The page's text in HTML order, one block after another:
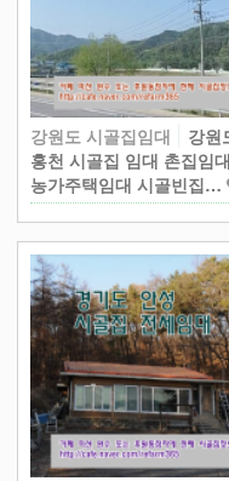
강원도 시골집임대
강원
홍천 시골집 임대 촌집임대
농가주택임대 시골빈집…